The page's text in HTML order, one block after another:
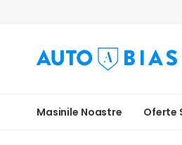
Masinile Noastre Oferte